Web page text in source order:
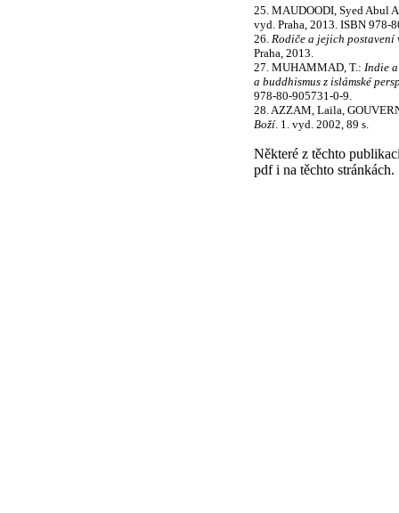
25. MAUDOODI, Syed Abul
vyd. Praha, 2013. ISBN 978-
26. Rodiče a jejich postavení
Praha, 2013.
27. MUHAMMAD, T.: Indie a
a buddhismus z islámské
978-80-905731-0-9.
28. AZZAM, Laila,
Boží. 1. vyd. 2002, 89 s.
Některé z těchto
pdf i na těchto stránkách.